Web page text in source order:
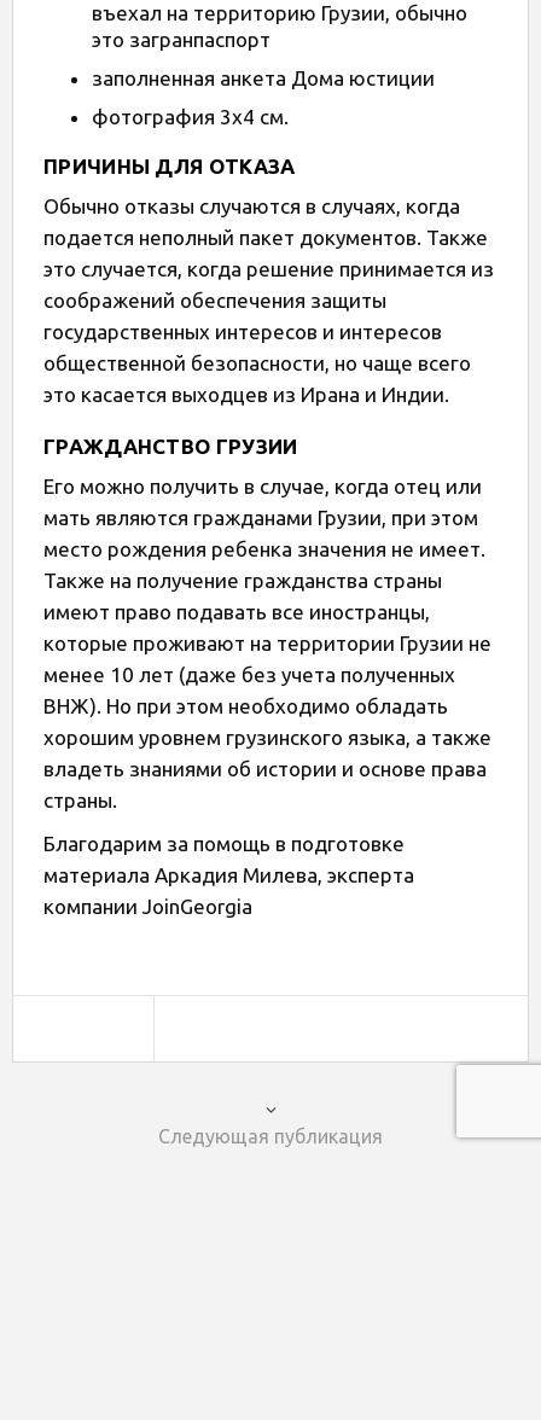
въехал на территорию Грузии, обычно
это загранпаспорт
заполненная анкета Дома юстиции
фотография 3х4 см.
ПРИЧИНЫ ДЛЯ ОТКАЗА
Обычно отказы случаются в случаях, когда
подается неполный пакет документов. Также
это случается, когда решение принимается из
соображений обеспечения защиты
государственных интересов и интересов
общественной безопасности, но чаще всего
это касается выходцев из Ирана и Индии.
ГРАЖДАНСТВО ГРУЗИИ
Его можно получить в случае, когда отец или
мать являются гражданами Грузии, при этом
место рождения ребенка значения не имеет.
Также на получение гражданства страны
имеют право подавать все иностранцы,
которые проживают на территории Грузии не
менее 10 лет (даже без учета полученных
ВНЖ). Но при этом необходимо обладать
хорошим уровнем грузинского языка, а также
владеть знаниями об истории и основе права
страны.
Благодарим за помощь в подготовке
материала Аркадия Милева, эксперта
компании JoinGeorgia
Следующая публикация